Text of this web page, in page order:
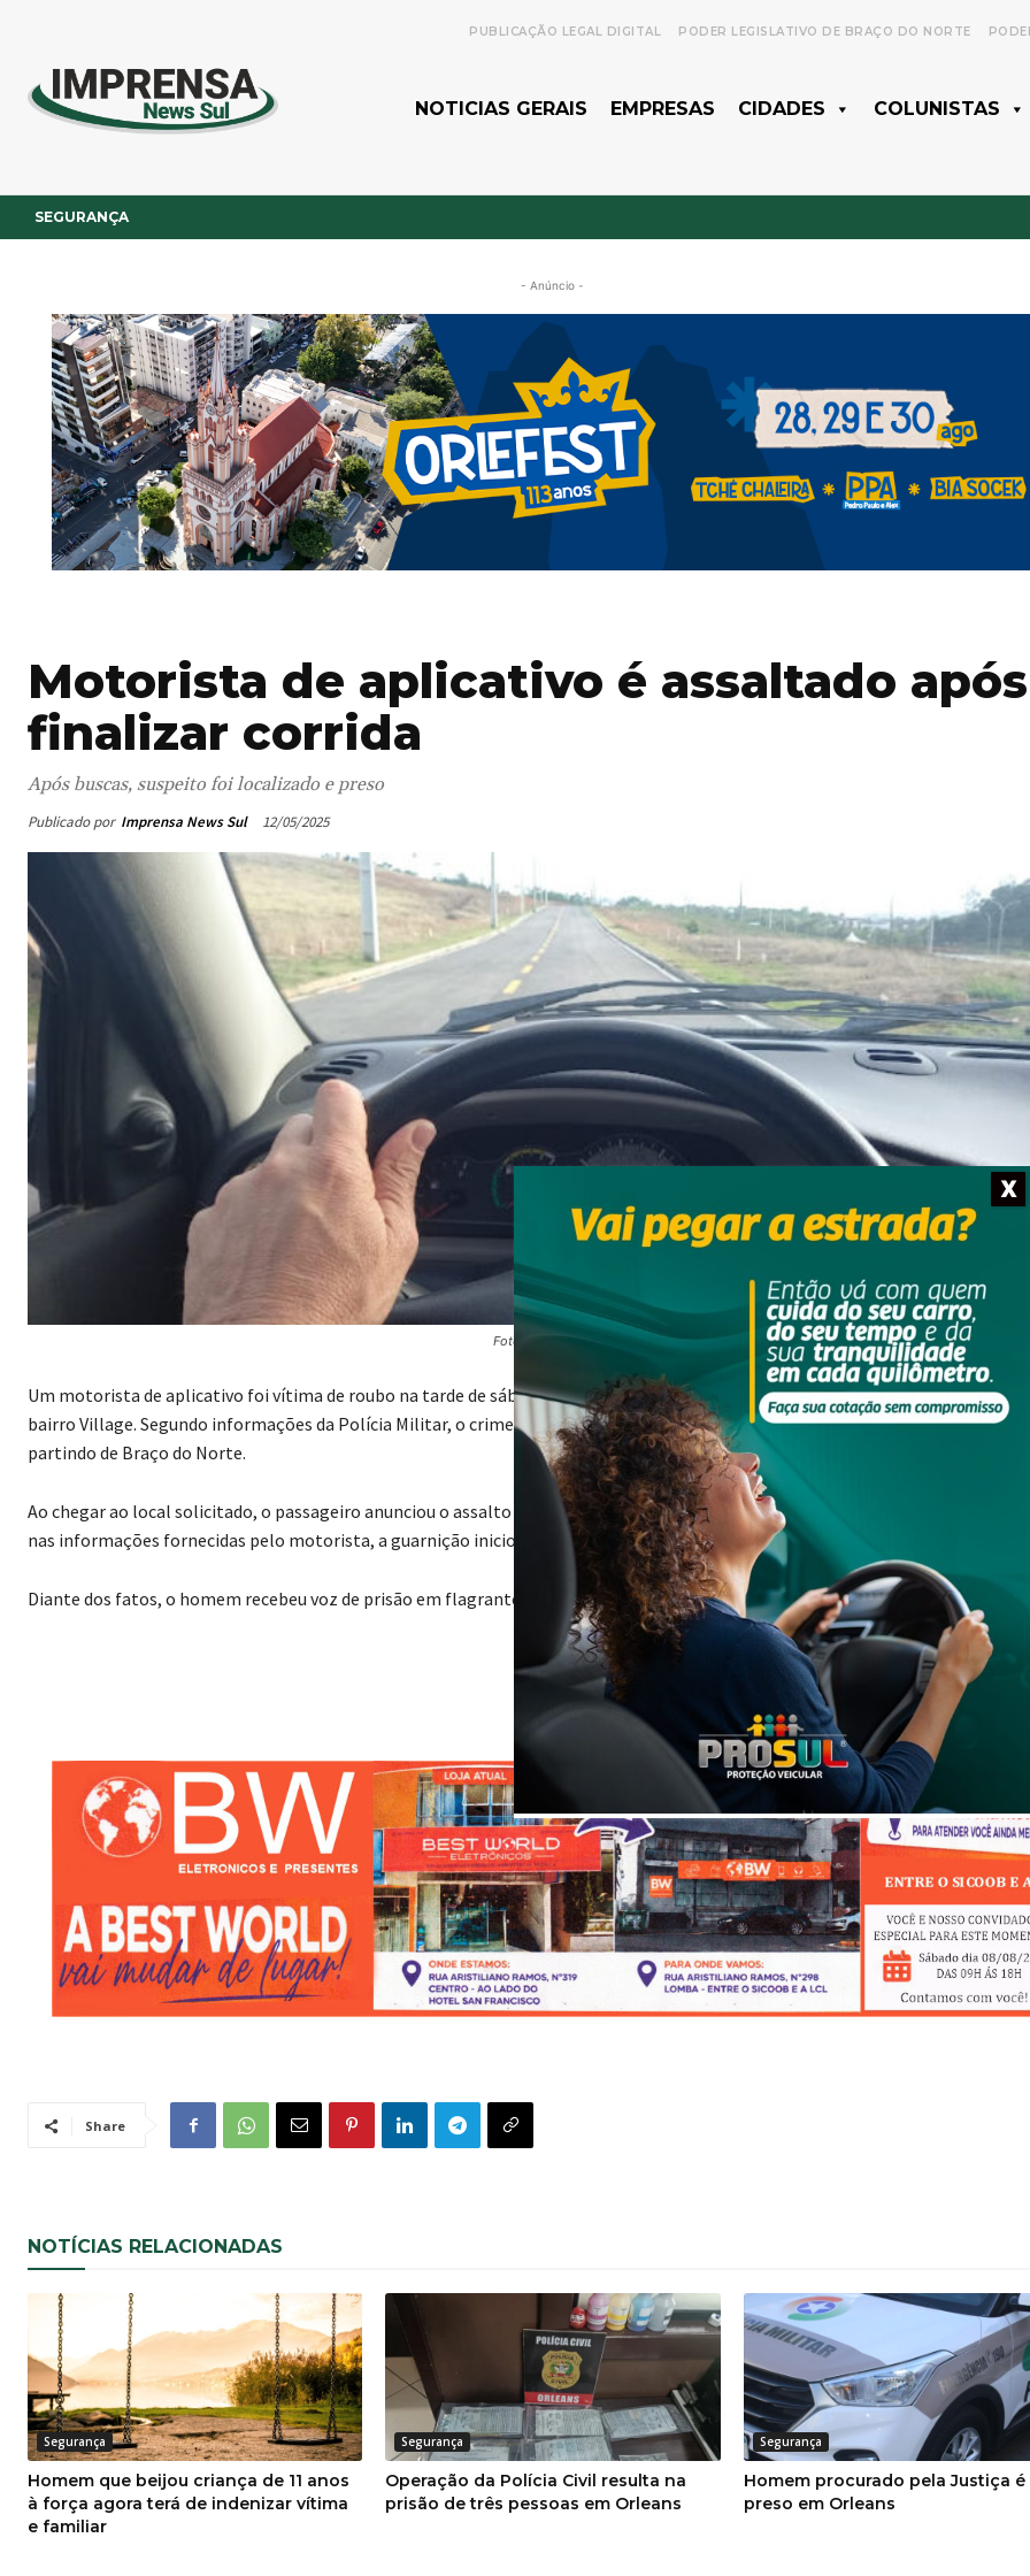
PUBLICAÇÃO LEGAL DIGITAL PODER LEGISLATIVO DE BRAÇO DO NORTE
NOTICIAS GERAIS EMPRESAS CIDADES COLUNISTAS
SEGURANÇA
- Anúncio -
Motorista de aplicativo é assaltado após
finalizar corrida
Após buscas, suspeito foi localizado e preso
Publicado por Imprensa News Sul 12/05/2025
Foto: Ilustrativa/INS
Um motorista de aplicativo foi vítima de roubo na tarde de sábado (11), por volta das 12h50, no município de Imbituba, na
bairro Village. Segundo informações da Polícia Militar, o crime ocorreu após o condutor realizar uma corrida com destino à
partindo de Braço do Norte.
Ao chegar ao local solicitado, o passageiro anunciou o assalto e fugiu levando uma pochete contendo dinheiro da vítima. Com
nas informações fornecidas pelo motorista, a guarnição iniciou buscas e localizou o suspeito com o dinheiro proveniente do
Diante dos fatos, o homem recebeu voz de prisão em flagrante e foi encaminhado à delegacia de polícia para as providências
Share
NOTÍCIAS RELACIONADAS
Segurança
Homem que beijou criança de 11 anos
à força agora terá de indenizar vítima
e familiar
Segurança
Operação da Polícia Civil resulta na
prisão de três pessoas em Orleans
Segurança
Homem procurado pela Justiça é
preso em Orleans
X